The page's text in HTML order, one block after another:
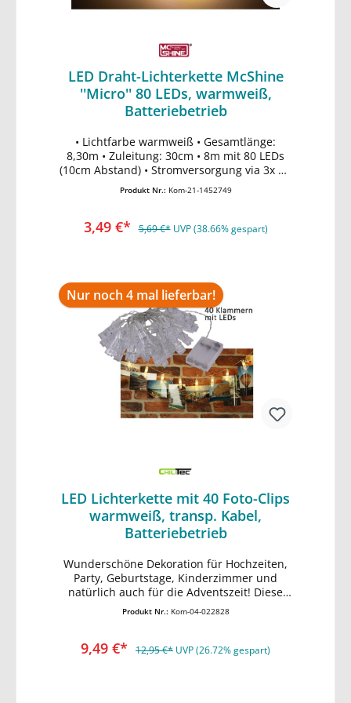
LED Draht-Lichterkette McShine
''Micro'' 80 LEDs, warmweiß,
Batteriebetrieb
• Lichtfarbe warmweiß • Gesamtlänge:
8,30m • Zuleitung: 30cm • 8m mit 80 LEDs
(10cm Abstand) • Stromversorgung via 3x AA
Mignon Batterien (nicht enthalten) •
EIN/AUS Schalter • Nicht zur
Produkt Nr.: Kom-21-1452749
3,49 €* 5,69 €* UVP (38.66% gespart)
In den Warenkorb
Nur noch 4 mal lieferbar!
LED Lichterkette mit 40 Foto-Clips
warmweiß, transp. Kabel,
Batteriebetrieb
Wunderschöne Dekoration für Hochzeiten,
Party, Geburtstage, Kinderzimmer und
natürlich auch für die Adventszeit! Diese
Lichterketten haben je eine LED an einer
Lichtfarbe warmweiß • Gesamtlänge ca.
Produkt Nr.: Kom-04-022828
9,49 €* 12,95 €* UVP (26.72% gespart)
In den Warenkorb